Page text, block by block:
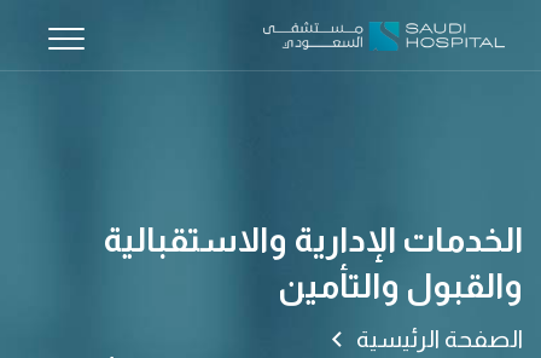
الخدمات الإدارية والاستقبالية
والقبول والتأمين
الصفحة الرئيسية